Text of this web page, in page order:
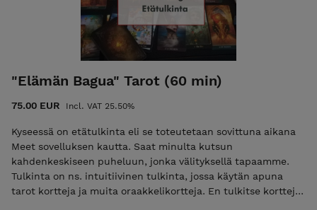
"Elämän Bagua" Tarot (60 min)
75.00 EUR Incl. VAT 25.50%
Kyseessä on etätulkinta eli se toteutetaan sovittuna aikana
Meet sovelluksen kautta. Saat minulta kutsun
kahdenkeskiseen puheluun, jonka välityksellä tapaamme.
Tulkinta on ns. intuitiivinen tulkinta, jossa käytän apuna
tarot kortteja ja muita oraakkelikortteja. En tulkitse kortteja